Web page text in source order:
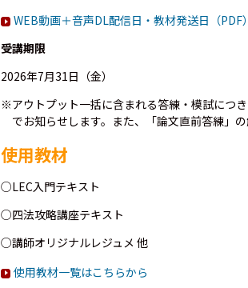
WEB動画＋音声DL配信日・教材発送日（PDF）
受講期限
2026年7月31日（金）
※アウトプット一括に含まれる答練・模試につ
でお知らせします。また、「論文直前答練」
使用教材
○LEC入門テキスト
○四法攻略講座テキスト
○講師オリジナルレジュメ 他
使用教材一覧はこちらから